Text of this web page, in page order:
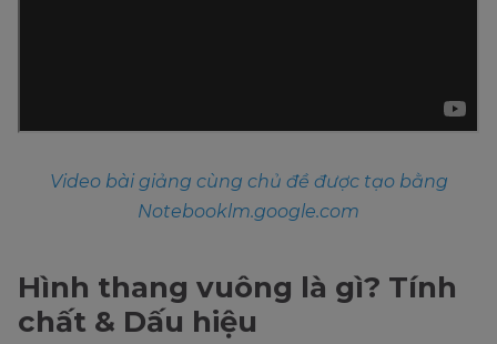
Video bài giảng cùng chủ đề được tạo bằng
Notebooklm.google.com
Hình thang vuông là gì? Tính
chất & Dấu hiệu